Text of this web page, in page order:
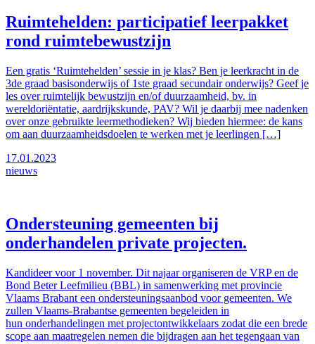
Ruimtehelden: participatief leerpakket
rond ruimtebewustzijn
Een gratis ‘Ruimtehelden’ sessie in je klas? Ben je leerkracht in de
3de graad basisonderwijs of 1ste graad secundair onderwijs? Geef je
les over ruimtelijk bewustzijn en/of duurzaamheid, bv. in
wereldoriëntatie, aardrijkskunde, PAV? Wil je daarbij mee nadenken
over onze gebruikte leermethodieken? Wij bieden hiermee: de kans
om aan duurzaamheidsdoelen te werken met je leerlingen […]
17.01.2023
nieuws
Ondersteuning gemeenten bij
onderhandelen private projecten.
Kandideer voor 1 november. Dit najaar organiseren de VRP en de
Bond Beter Leefmilieu (BBL) in samenwerking met provincie
Vlaams Brabant een ondersteuningsaanbod voor gemeenten. We
zullen Vlaams-Brabantse gemeenten begeleiden in
hun onderhandelingen met projectontwikkelaars zodat die een brede
scope aan maatregelen nemen die bijdragen aan het tegengaan van